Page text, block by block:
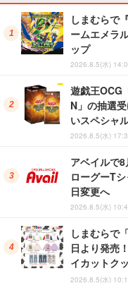
しまむらで
ームエメラ
ップ
2026.8.5(水)
遊戯王OCG
N」の抽選
いスペシャ
2026.8.5(水)
アベイルで
ローグーT
日変更へ
2026.8.5(水)
しまむらで
日より発売
イカットク
2026.8.5(水)